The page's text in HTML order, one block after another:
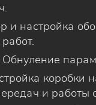
и настройка
коробки
и работы